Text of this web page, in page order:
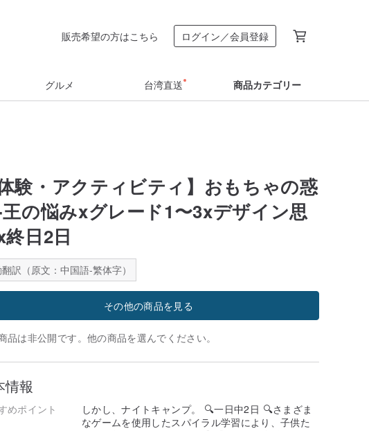
販売希望の方はこちら ログイン／会員登録
グルメ 台湾直送 商品カテゴリー
体験・アクティビティ】おもちゃの惑
の悩みxグレード1〜3xデザイン思
日2日
訳（原文：中国語-繁体字）
その他の商品を見る
品は非公開です。他の商品を選んでください。
情報
めポイント
しかし、ナイトキャンプ。 🔍一日中2日 🔍さまざま
なゲームを使用したスパイラル学習により、子供た